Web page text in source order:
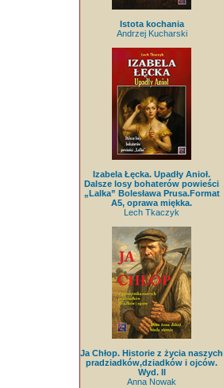
Istota kochania
Andrzej Kucharski
Izabela Łęcka. Upadły Anioł.
Dalsze losy bohaterów powieści
„Lalka” Bolesława Prusa.Format
A5, oprawa miękka.
Lech Tkaczyk
Ja Chłop. Historie z życia naszych
pradziadków,dziadków i ojców.
Wyd. II
Anna Nowak